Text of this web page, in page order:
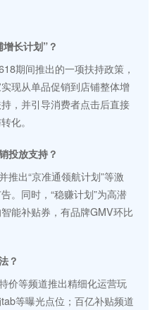
长计划”？
期间推出的一项扶持政策，
现从单品促销到店铺整体增
，并引导消费者点击后直接
化。
投放支持？
推出“京准通领航计划”等激
。同时，“稳赚计划”为高潜
能补贴券，有品牌GMV环比
？
价等频道推出精细化运营玩
等曝光点位；百亿补贴频道